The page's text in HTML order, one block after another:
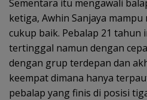
Sementara itu mengawali
ketiga, Awhin Sanjaya
cukup baik. Pebalap 21 tahun
tertinggal namun dengan
dengan grup terdepan dan
keempat dimana hanya
pebalap yang finis di posisi